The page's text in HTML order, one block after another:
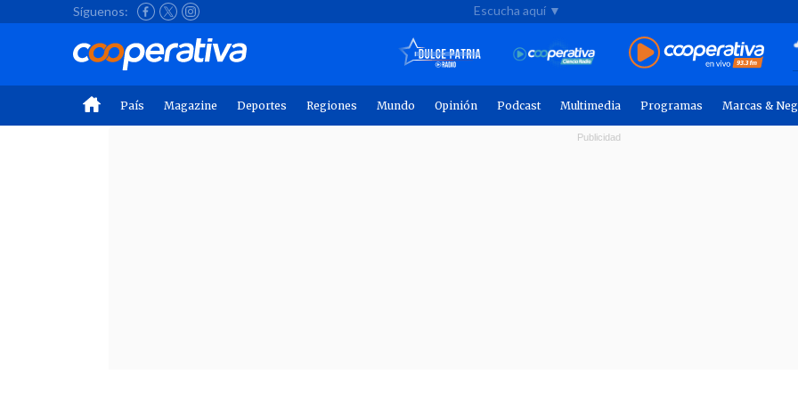
Síguenos: Escucha aquí ▼
País Magazine Deportes Regiones Mundo Opinión Podcast Multimedia Programas Marcas &